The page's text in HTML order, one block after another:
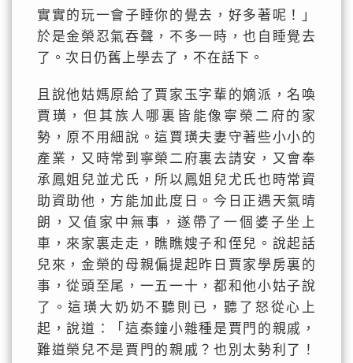
實實的玩一會子睡你的覺去，好多著呢！」
於是金榮忍氣吞聲，不多一時，也自睡覺去
了。次日仍舊上學去了，不在話下。
且說他姑媽原給了賈家玉字輩的嫡派，名喚
賈璜，但其族人哪裏皆能像寧榮二府的家
勢，原不用細說。這賈璜夫妻守著些小小的
產業，又時常到寧榮二府裏去請安，又會奉
承鳳姐兒並尤氏，所以鳳姐兒尤氏也時常資
助資助他，方能加此度日。今日正遇天氣晴
朗，又值家中無事，遂帶了一個婆子坐上
車，來家裏走走，瞧瞧嫂子和侄兒。說起話
兒來，金榮的母親偏提起昨日賈家學房裏的
事，從頭至尾，一五一十，都和他小姑子說
了。這璜大奶奶不聽則已，聽了怒從心上
起，說道：「這秦鐘小雜種是賈門的親戚，
難道榮兒不是賈門的親戚？也別太勢利了！